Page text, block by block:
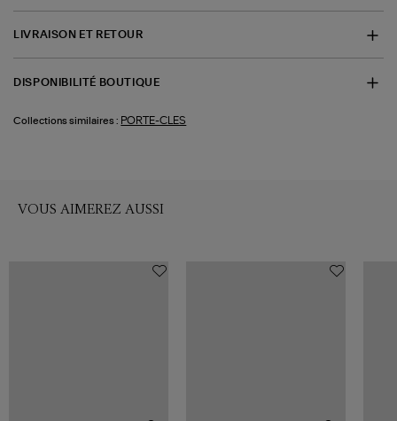
LIVRAISON ET RETOUR
DISPONIBILITÉ BOUTIQUE
Collections similaires : PORTE-CLES
VOUS AIMEREZ AUSSI